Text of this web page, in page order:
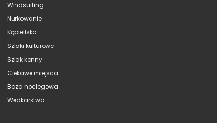
Windsurfing
Nurkowanie
Kąpieliska
Szlaki kulturowe
Szlak konny
Ciekawe miejsca
Baza noclegowa
Wędkarstwo